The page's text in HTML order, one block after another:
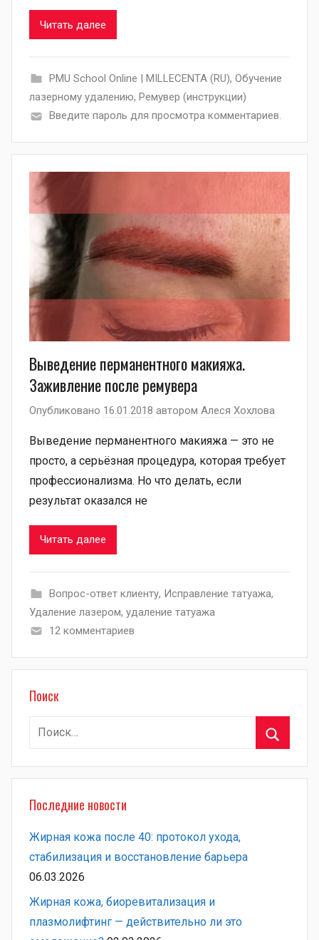
Читать далее
PMU School Online | MILLECENTA (RU), Обучение
лазерному удалению, Ремувер (инструкции)
Введите пароль для просмотра комментариев.
Выведение перманентного макияжа.
Заживление после ремувера
Опубликовано 16.01.2018 автором Алеся Хохлова
Выведение перманентного макияжа — это не
просто, а серьёзная процедура, которая требует
профессионализма. Но что делать, если
результат оказался не
Читать далее
Вопрос-ответ клиенту, Исправление татуажа,
Удаление лазером, удаление татуажа
12 комментариев
Поиск
Найти:
Последние новости
Жирная кожа после 40: протокол ухода,
стабилизация и восстановление барьера
06.03.2026
Жирная кожа, биоревитализация и
плазмолифтинг — действительно ли это